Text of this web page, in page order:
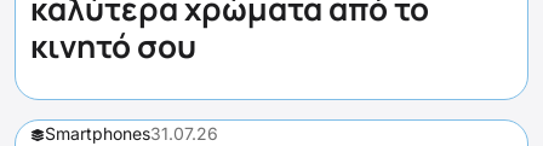
καλύτερα χρώματα από το
κινητό σου
Smartphones31.07.26